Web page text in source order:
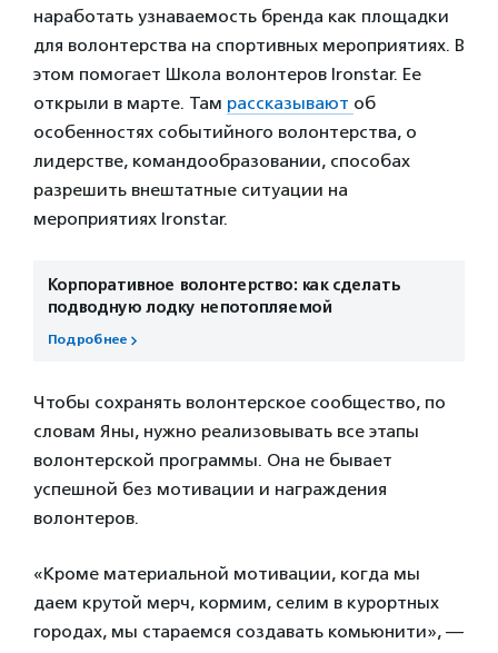
наработать узнаваемость бренда как площадки
для волонтерства на спортивных мероприятиях. В
этом помогает Школа волонтеров Ironstar. Ее
открыли в марте. Там рассказывают об
особенностях событийного волонтерства, о
лидерстве, командообразовании, способах
разрешить внештатные ситуации на
мероприятиях Ironstar.
Корпоративное волонтерство: как сделать
подводную лодку непотопляемой
Подробнее
Чтобы сохранять волонтерское сообщество, по
словам Яны, нужно реализовывать все этапы
волонтерской программы. Она не бывает
успешной без мотивации и награждения
волонтеров.
«Кроме материальной мотивации, когда мы
даем крутой мерч, кормим, селим в курортных
городах, мы стараемся создавать комьюнити», —